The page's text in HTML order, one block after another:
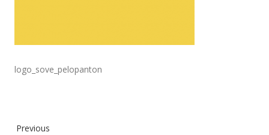
logo_sove_pelopanton
Previous